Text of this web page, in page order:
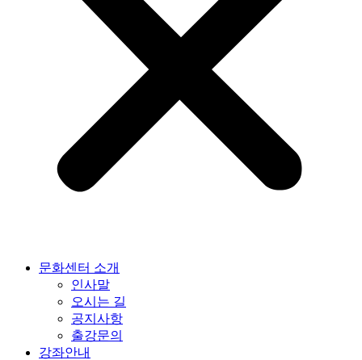
문화센터 소개
인사말
오시는 길
공지사항
출강문의
강좌안내